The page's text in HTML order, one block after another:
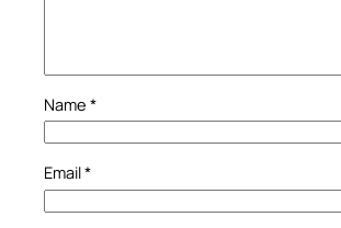
Name *
Email*